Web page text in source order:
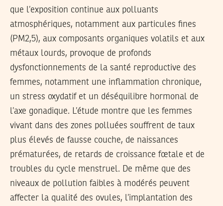
que l’exposition continue aux polluants
atmosphériques, notamment aux particules fines
(PM2,5), aux composants organiques volatils et aux
métaux lourds, provoque de profonds
dysfonctionnements de la santé reproductive des
femmes, notamment une inflammation chronique,
un stress oxydatif et un déséquilibre hormonal de
l’axe gonadique. L’étude montre que les femmes
vivant dans des zones polluées souffrent de taux
plus élevés de fausse couche, de naissances
prématurées, de retards de croissance fœtale et de
troubles du cycle menstruel. De même que des
niveaux de pollution faibles à modérés peuvent
affecter la qualité des ovules, l’implantation des